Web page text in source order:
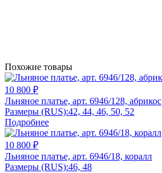
Похожие товары
10 800 ₽
Льняное платье, арт. 6946/128, абрикос
Размеры (RUS):42, 44, 46, 50, 52
Подробнее
10 800 ₽
Льняное платье, арт. 6946/18, коралл
Размеры (RUS):46, 48